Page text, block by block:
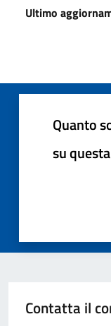
Ultimo
Quanto
su
Contatta il